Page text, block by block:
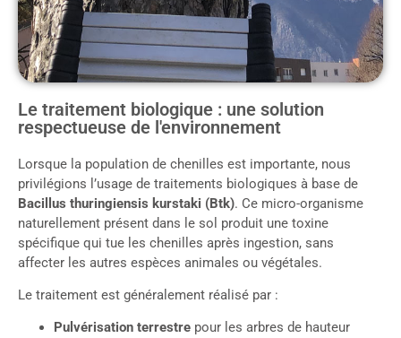
Le traitement biologique : une solution
respectueuse de l'environnement
Lorsque la population de chenilles est importante, nous
privilégions l’usage de traitements biologiques à base de
Bacillus thuringiensis kurstaki (Btk). Ce micro-organisme
naturellement présent dans le sol produit une toxine
spécifique qui tue les chenilles après ingestion, sans
affecter les autres espèces animales ou végétales.
Le traitement est généralement réalisé par :
Pulvérisation terrestre pour les arbres de hauteur